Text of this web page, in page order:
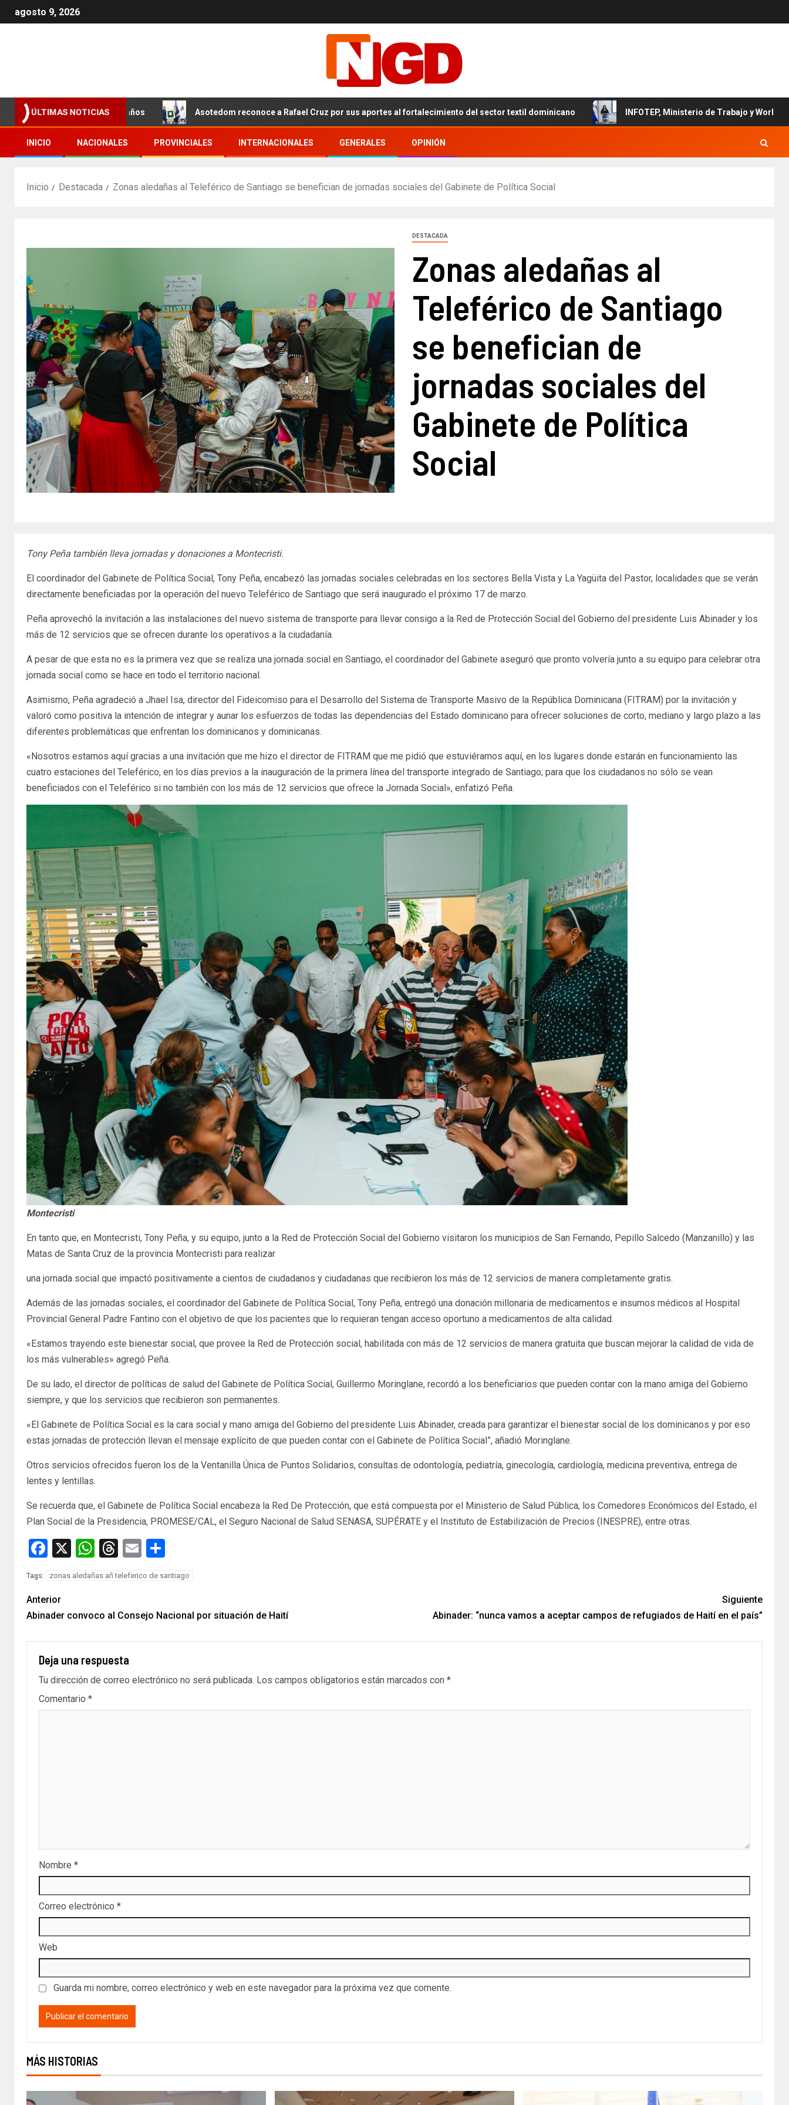
agosto 9, 2026
ÚLTIMAS NOTICIAS
próximos dos años Asotedom reconoce a Rafael Cruz por sus aportes al fortalecimiento del sector textil dominicano INFOTEP, Ministerio de Trabajo y World Vision
INICIO NACIONALES PROVINCIALES INTERNACIONALES GENERALES OPINIÓN
Inicio Destacada Zonas aledañas al Teleférico de Santiago se benefician de jornadas sociales del Gabinete de Política Social
DESTACADA
Zonas aledañas al
Teleférico de Santiago
se benefician de
jornadas sociales del
Gabinete de Política
Social
Tony Peña también lleva jornadas y donaciones a Montecristi.
El coordinador del Gabinete de Política Social, Tony Peña, encabezó las jornadas sociales celebradas en los sectores Bella Vista y La Yagüita del Pastor, localidades que se verán
directamente beneficiadas por la operación del nuevo Teleférico de Santiago que será inaugurado el próximo 17 de marzo.
Peña aprovechó la invitación a las instalaciones del nuevo sistema de transporte para llevar consigo a la Red de Protección Social del Gobierno del presidente Luis Abinader y los
más de 12 servicios que se ofrecen durante los operativos a la ciudadanía.
A pesar de que esta no es la primera vez que se realiza una jornada social en Santiago, el coordinador del Gabinete aseguró que pronto volvería junto a su equipo para celebrar otra
jornada social como se hace en todo el territorio nacional.
Asimismo, Peña agradeció a Jhael Isa, director del Fideicomiso para el Desarrollo del Sistema de Transporte Masivo de la República Dominicana (FITRAM) por la invitación y
valoró como positiva la intención de integrar y aunar los esfuerzos de todas las dependencias del Estado dominicano para ofrecer soluciones de corto, mediano y largo plazo a las
diferentes problemáticas que enfrentan los dominicanos y dominicanas.
«Nosotros estamos aquí gracias a una invitación que me hizo el director de FITRAM que me pidió que estuviéramos aquí, en los lugares donde estarán en funcionamiento las
cuatro estaciones del Teleférico, en los días previos a la inauguración de la primera línea del transporte integrado de Santiago; para que los ciudadanos no sólo se vean
beneficiados con el Teleférico si no también con los más de 12 servicios que ofrece la Jornada Social», enfatizó Peña.
Montecristi
En tanto que, en Montecristi, Tony Peña, y su equipo, junto a la Red de Protección Social del Gobierno visitaron los municipios de San Fernando, Pepillo Salcedo (Manzanillo) y las
Matas de Santa Cruz de la provincia Montecristi para realizar
una jornada social que impactó positivamente a cientos de ciudadanos y ciudadanas que recibieron los más de 12 servicios de manera completamente gratis.
Además de las jornadas sociales, el coordinador del Gabinete de Política Social, Tony Peña, entregó una donación millonaria de medicamentos e insumos médicos al Hospital
Provincial General Padre Fantino con el objetivo de que los pacientes que lo requieran tengan acceso oportuno a medicamentos de alta calidad.
«Estamos trayendo este bienestar social, que provee la Red de Protección social, habilitada con más de 12 servicios de manera gratuita que buscan mejorar la calidad de vida de
los más vulnerables» agregó Peña.
De su lado, el director de políticas de salud del Gabinete de Política Social, Guillermo Moringlane, recordó a los beneficiarios que pueden contar con la mano amiga del Gobierno
siempre, y que los servicios que recibieron son permanentes.
«El Gabinete de Política Social es la cara social y mano amiga del Gobierno del presidente Luis Abinader, creada para garantizar el bienestar social de los dominicanos y por eso
estas jornadas de protección llevan el mensaje explícito de que pueden contar con el Gabinete de Política Social”, añadió Moringlane.
Otros servicios ofrecidos fueron los de la Ventanilla Única de Puntos Solidarios, consultas de odontología, pediatría, ginecología, cardiología, medicina preventiva, entrega de
lentes y lentillas.
Se recuerda que, el Gabinete de Política Social encabeza la Red De Protección, que está compuesta por el Ministerio de Salud Pública, los Comedores Económicos del Estado, el
Plan Social de la Presidencia, PROMESE/CAL, el Seguro Nacional de Salud SENASA, SUPÉRATE y el Instituto de Estabilización de Precios (INESPRE), entre otras.
Facebook
X WhatsApp
Threads
Email
Tags: zonas aledañas añ teleferico de santiago
Anterior
Abinader convoco al Consejo Nacional por situación de Haití
Siguiente
Abinader: “nunca vamos a aceptar campos de refugiados de Haití en el país”
Deja una respuesta
Tu dirección de correo electrónico no será publicada. Los campos obligatorios están marcados con *
Comentario *
Nombre *
Correo electrónico *
Web
Guarda mi nombre, correo electrónico y web en este navegador para la próxima vez que comente.
MÁS HISTORIAS